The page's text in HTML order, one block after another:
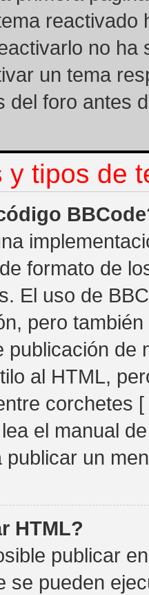
reactivado
no ha
un tema
del foro antes
y tipos de
formato de
El uso de
pero
publicación de
al HTML,
corchetes
el manual
publicar un
HTML?
publicar
se pueden